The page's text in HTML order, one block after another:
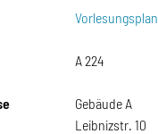
Vorlesungsplan
A 224
Gebäude A
Leibnizstr. 10